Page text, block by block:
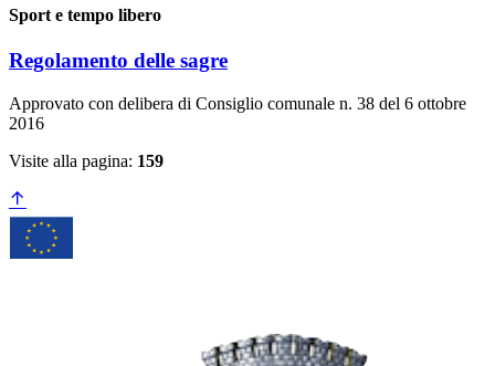
Sport e tempo libero
Regolamento delle sagre
Approvato con delibera di Consiglio comunale n. 38 del 6 ottobre
2016
Visite alla pagina: 159